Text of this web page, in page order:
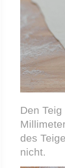
Den
des
nicht.